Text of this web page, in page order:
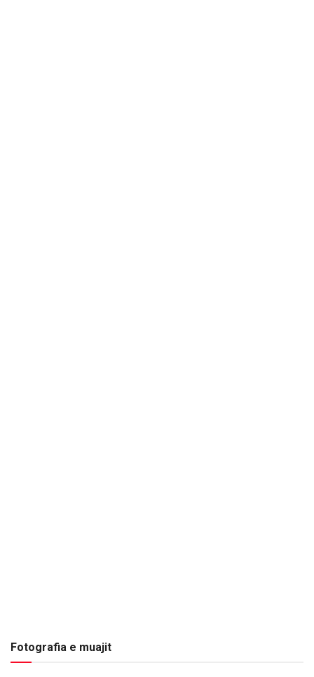
Fotografia e muajit